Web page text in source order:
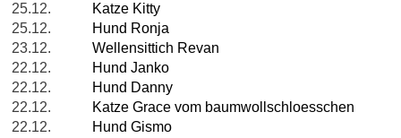
25.12.
Katze Kitty
25.12.
Hund Ronja
23.12.
Wellensittich Revan
22.12.
Hund Janko
22.12.
Hund Danny
22.12.
Katze Grace vom baumwollschloesschen
22.12.
Hund Gismo